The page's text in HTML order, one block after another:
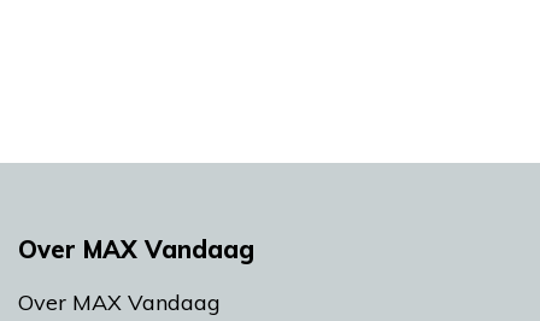
Over MAX Vandaag
Over MAX Vandaag